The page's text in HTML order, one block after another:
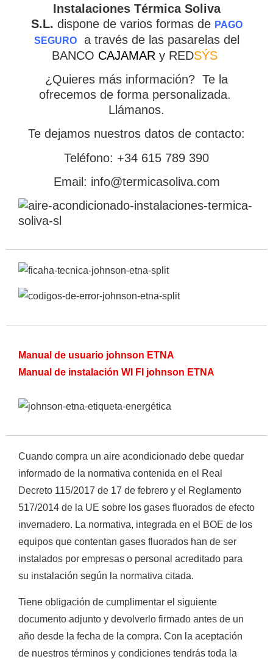
CATEGORIAS
Empieza a escribir para ver resultados.
Ver todos los resultados
Instalaciones Térmica Soliva
S.L. dispone de varios formas de PAGO
SEGUROa través de las pasarelas del
BANCO CAJAMAR y REDSÝS
¿Quieres más información? Te la
ofrecemos de forma personalizada.
Llámanos.
Te dejamos nuestros datos de contacto:
Teléfono: +34 615 789 390
Email: info@termicasoliva.com
Manual de usuario johnson ETNA
Manual de instalación WI FI johnson ETNA
Cuando compra un aire acondicionado debe quedar
informado de la normativa contenida en el Real
Decreto 115/2017 de 17 de febrero y el Reglamento
517/2014 de la UE sobre los gases fluorados de efecto
invernadero. La normativa, integrada en el BOE de los
equipos que contentan gases fluorados han de ser
instalados por empresas o personal acreditado para
su instalación según la normativa citada.
Tiene obligación de cumplimentar el siguiente
documento adjunto y devolverlo firmado antes de un
año desde la fecha de la compra. Con la aceptación
de nuestros términos y condiciones tendrás toda la